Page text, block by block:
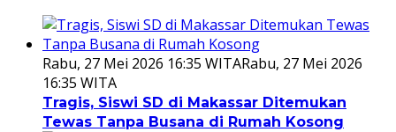
Rabu, 27 Mei 2026 16:35 WITARabu, 27 Mei 2026
16:35 WITA
Tragis, Siswi SD di Makassar Ditemukan
Tewas Tanpa Busana di Rumah Kosong